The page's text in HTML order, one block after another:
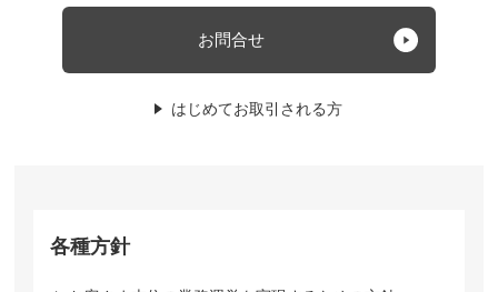
お問合せ
はじめてお取引される方
各種方針